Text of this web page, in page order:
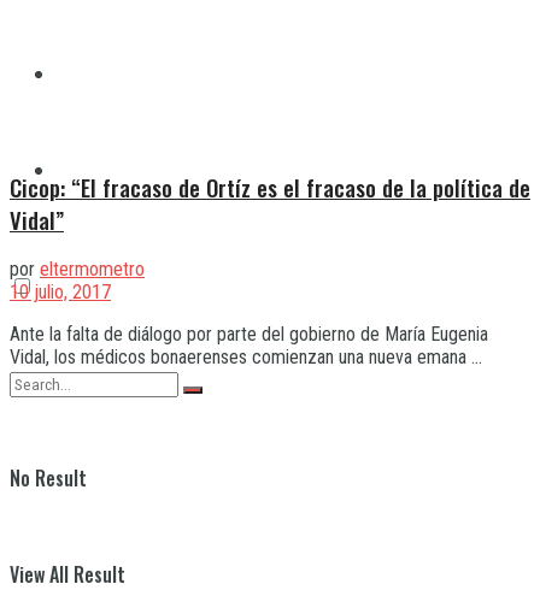
No Result
View All Result
Cicop: “El fracaso de Ortíz es el fracaso de la política de
Vidal”
por eltermometro
10 julio, 2017
Ante la falta de diálogo por parte del gobierno de María Eugenia
Vidal, los médicos bonaerenses comienzan una nueva emana ...